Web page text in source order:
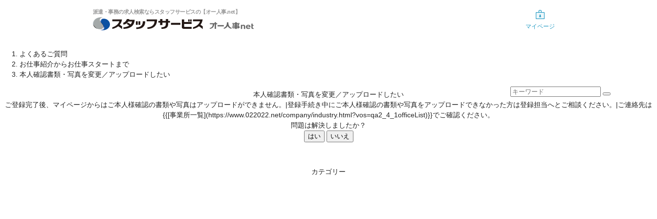
派遣・事務の求人検索ならスタッフサービスの【オー人事.net】
マイページ
よくあるご質問
お仕事紹介からお仕事スタートまで
本人確認書類・写真を変更／アップロードしたい
本人確認書類・写真を変更／アップロードしたい
ご登録完了後、マイページからはご本人様確認の書類や写真はアップロードができません。|登録手続き中にご本人様確認の書類や写真をアップロードできなかった方は登録担当へとご相談ください。|ご連絡先は
{{[事業所一覧](https://www.022022.net/company/industry.html?vos=qa2_4_1officeList)}}でご確認ください。
問題は解決しましたか？
はい いいえ
カテゴリー